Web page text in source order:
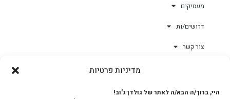
מדיניות פרטיות
היי, ברוך/ה הבא/ה לאתר של גולדן ג'וב!
מעסיקים
דרושים/ות
צור קשר